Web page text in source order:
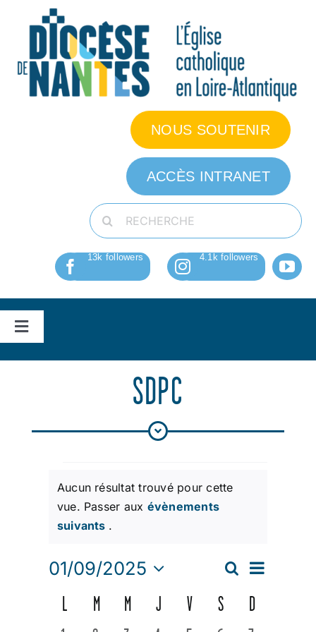
NOUS SOUTENIR
ACCÈS INTRANET
Rechercher:
Navigation
Actualités
SDPC
ÉVÈNEMENTS
Notice
Aucun résultat trouvé pour cette
vue. Passer aux évènements
suivants .
RECHERCHE
ET
Recherche
NAVIGATION
Mois
01/09/2025
une
date.
CALENDRIER
L LUNDIM MARDI
M MERCREDI
J JEUDI
V VENDREDI
S SAMEDI
D